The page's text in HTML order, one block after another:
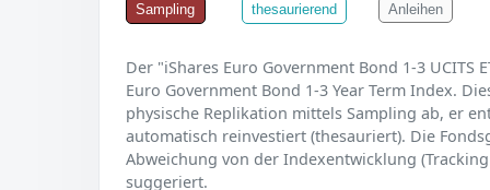
Sampling thesaurierend Anleihen
Der "iShares Euro Government Bond 1-3 UCITS
Euro Government Bond 1-3 Year Term Index.
physische Replikation mittels Sampling ab, er
automatisch reinvestiert (thesauriert). Die
Abweichung von der Indexentwicklung
suggeriert.